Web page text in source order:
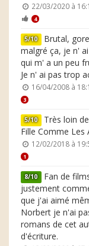
22/03/2020 à
4
5/10 Brutal,
malgré ça, je n'
qui m' a un peu
Je n' ai pas trop
16/04/2008 à
3
5/10 Très loin
Fille Comme Les
12/02/2018 à
1
8/10 Fan de
justement
que j'ai aimé
Norbert je n'ai
romans de cet
d'écriture.